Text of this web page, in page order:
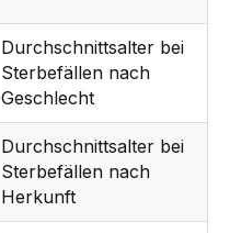
Durchschnittsalter bei
Sterbefällen nach
Geschlecht
Durchschnittsalter bei
Sterbefällen nach
Herkunft